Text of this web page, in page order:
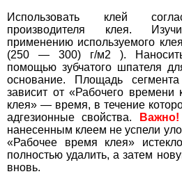
Использовать клей
производителя клея.
применению используемого
(250 — 300) г/м2 ).
помощью зубчатого шпателя
основание. Площадь
зависит от «Рабочего времени
клея» — время, в течение
адгезионные свойства.
Важно!
нанесенным клеем не успели
«Рабочее время клея»
полностью удалить, азатем
вновь.